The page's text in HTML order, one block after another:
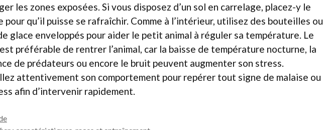
les zones exposées. Si vous disposez d’un sol en carrelage, placez-y le
pour qu’il puisse se rafraîchir. Comme à l’intérieur, utilisez des bouteilles ou
glace enveloppés pour aider le petit animal à réguler sa température. Le
préférable de rentrer l’animal, car la baisse de température nocturne, la
de prédateurs ou encore le bruit peuvent augmenter son stress.
attentivement son comportement pour repérer tout signe de malaise ou
afin d’intervenir rapidement.